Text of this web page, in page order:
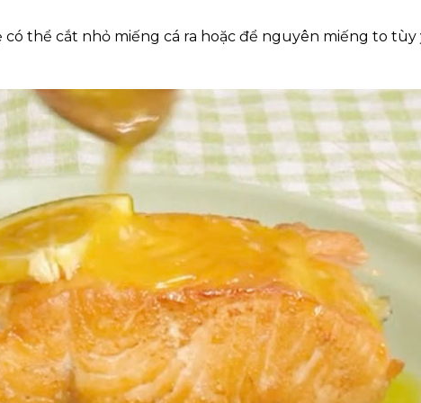
thể cắt nhỏ miếng cá ra hoặc để nguyên miếng to tùy